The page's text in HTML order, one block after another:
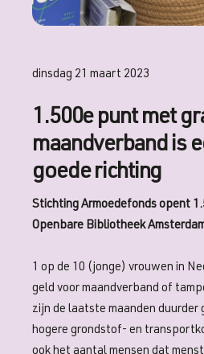
dinsdag 21 maart 2023
1.500e punt met
maandverband is
goede richting
Stichting Armoedefonds opent
Openbare Bibliotheek
1 op de 10 (jonge) vrouwen in
geld voor maandverband of
zijn de laatste maanden duurder
hogere grondstof- en
ook het aantal mensen dat